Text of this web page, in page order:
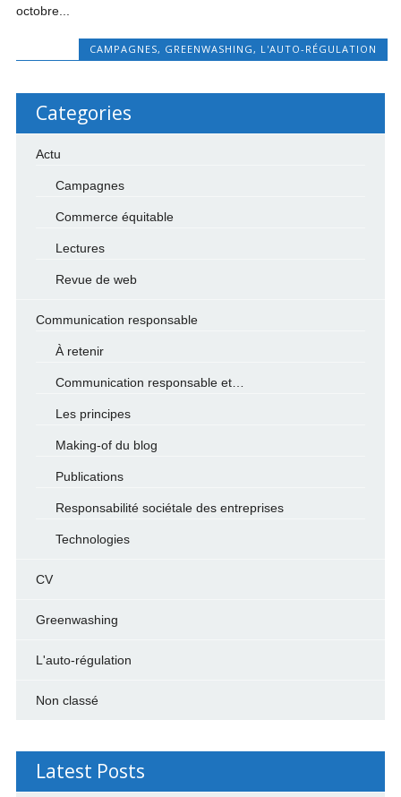
octobre...
CAMPAGNES, GREENWASHING, L'AUTO-RÉGULATION
Categories
Actu
Campagnes
Commerce équitable
Lectures
Revue de web
Communication responsable
À retenir
Communication responsable et…
Les principes
Making-of du blog
Publications
Responsabilité sociétale des entreprises
Technologies
CV
Greenwashing
L'auto-régulation
Non classé
Latest Posts